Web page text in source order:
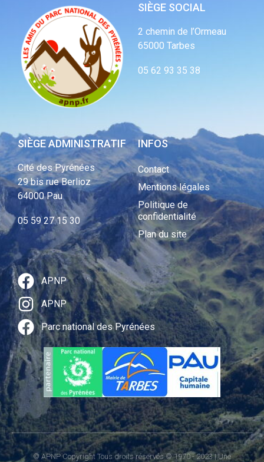
SIÈGE SOCIAL
2 chemin de l’Ormeau
65000 Tarbes
05 62 93 35 38
SIÈGE ADMINISTRATIF
Cité des Pyrénées
29 bis rue Berlioz
64000 Pau
05 59 27 15 30
INFOS
Contact
Mentions légales
Politique de
confidentialité
Plan du site
APNP
APNP
Parc national des Pyrénées
© APNP Copyright Tous droits réservés © 1970 - 2023 | Une